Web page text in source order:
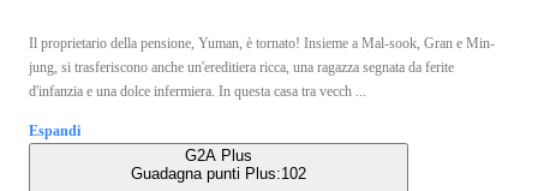
Il proprietario della pensione, Yuman, è tornato! Insieme a Mal-sook, Gran e Min-
jung, si trasferiscono anche un'ereditiera ricca, una ragazza segnata da ferite
d'infanzia e una dolce infermiera. In questa casa tra vecch ...
Espandi
G2A Plus
Guadagna punti Plus:102